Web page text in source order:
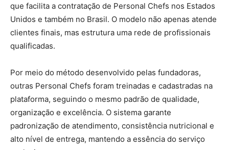
que facilita a contratação de Personal Chefs nos Estados
Unidos e também no Brasil. O modelo não apenas atende
clientes finais, mas estrutura uma rede de profissionais
qualificadas.
Por meio do método desenvolvido pelas fundadoras,
outras Personal Chefs foram treinadas e cadastradas na
plataforma, seguindo o mesmo padrão de qualidade,
organização e excelência. O sistema garante
padronização de atendimento, consistência nutricional e
alto nível de entrega, mantendo a essência do serviço